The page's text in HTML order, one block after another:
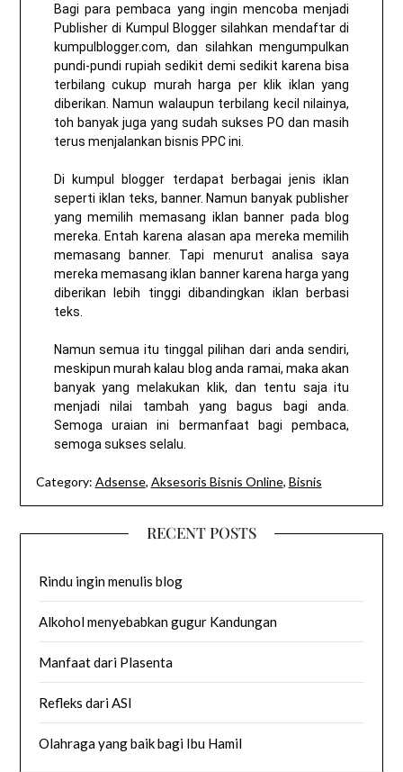
Bagi para pembaca yang ingin mencoba menjadi
Publisher di Kumpul Blogger silahkan mendaftar di
kumpulblogger.com, dan silahkan mengumpulkan
pundi-pundi rupiah sedikit demi sedikit karena bisa
terbilang cukup murah harga per klik iklan yang
diberikan. Namun walaupun terbilang kecil nilainya,
toh banyak juga yang sudah sukses PO dan masih
terus menjalankan bisnis PPC ini.
Di kumpul blogger terdapat berbagai jenis iklan
seperti iklan teks, banner. Namun banyak publisher
yang memilih memasang iklan banner pada blog
mereka. Entah karena alasan apa mereka memilih
memasang banner. Tapi menurut analisa saya
mereka memasang iklan banner karena harga yang
diberikan lebih tinggi dibandingkan iklan berbasi
teks.
Namun semua itu tinggal pilihan dari anda sendiri,
meskipun murah kalau blog anda ramai, maka akan
banyak yang melakukan klik, dan tentu saja itu
menjadi nilai tambah yang bagus bagi anda.
Semoga uraian ini bermanfaat bagi pembaca,
semoga sukses selalu.
Category: Adsense, Aksesoris Bisnis Online, Bisnis
RECENT POSTS
Rindu ingin menulis blog
Alkohol menyebabkan gugur Kandungan
Manfaat dari Plasenta
Refleks dari ASI
Olahraga yang baik bagi Ibu Hamil